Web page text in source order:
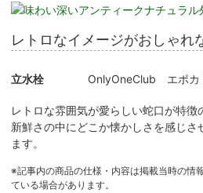
レトロなイメージがおしゃれ
立水栓 OnlyOneClub エポカ
レトロな雰囲気が愛らしい蛇口が特徴
新鮮さの中にどこか懐かしさを感じさ
ます。
※記事内の商品の仕様・内容は掲載当時の情
ている場合があります。